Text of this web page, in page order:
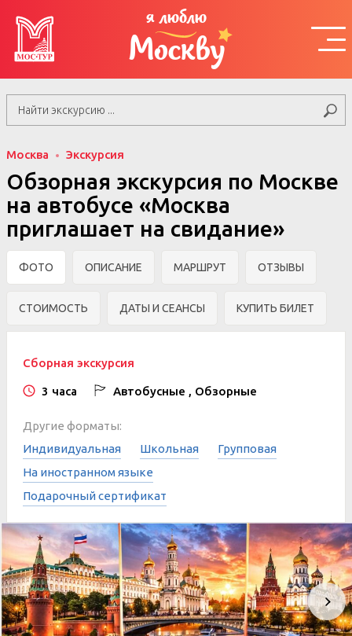
я люблю
Москву
Москва Экскурсия
Обзорная экскурсия по Москве
на автобусе «Москва
приглашает на свидание»
ФОТО ОПИСАНИЕ МАРШРУТ ОТЗЫВЫ
СТОИМОСТЬ ДАТЫ И СЕАНСЫ КУПИТЬ БИЛЕТ
Сборная экскурсия
3 часа Автобусные , Обзорные
Другие форматы:
Индивидуальная
Школьная
Групповая
На иностранном языке
Подарочный сертификат